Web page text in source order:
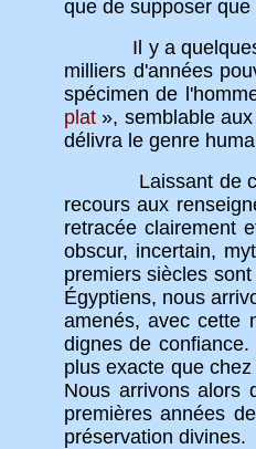
que de supposer
Il y a quelques
milliers d'années
spécimen de
plat », semblable
délivra le genre
Laissant de côté
recours aux
retracée clairement
obscur, incertain,
premiers siècles
Égyptiens, nous
amenés, avec cette
dignes de
plus exacte que
Nous arrivons alors
premières années
préservation divines.